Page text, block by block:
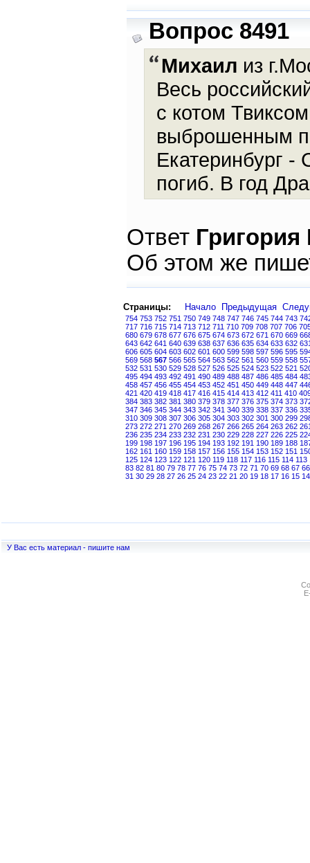
Вопрос 8491
Михаил из
Весь
с котом
выброшенным
Екатеринбург -
погиб. В год
Ответ
Об этом же
Страницы: Начало Предыдущая
754 753 752 751 750 749 748 747 746 745 744 743
717 716 715 714 713 712 711 710 709 708 707 706
680 679 678 677 676 675 674 673 672 671 670 669
643 642 641 640 639 638 637 636 635 634 633 632
606 605 604 603 602 601 600 599 598 597 596 595
569 568 567 566 565 564 563 562 561 560 559 558
532 531 530 529 528 527 526 525 524 523 522 521
495 494 493 492 491 490 489 488 487 486 485 484
458 457 456 455 454 453 452 451 450 449 448 447
421 420 419 418 417 416 415 414 413 412 411 410
384 383 382 381 380 379 378 377 376 375 374 373
347 346 345 344 343 342 341 340 339 338 337 336
310 309 308 307 306 305 304 303 302 301 300 299
273 272 271 270 269 268 267 266 265 264 263 262
236 235 234 233 232 231 230 229 228 227 226 225
199 198 197 196 195 194 193 192 191 190 189 188
162 161 160 159 158 157 156 155 154 153 152 151
125 124 123 122 121 120 119 118 117 116 115 114 113
83 82 81 80 79 78 77 76 75 74 73 72 71 70 69 68 67 66
31 30 29 28 27 26 25 24 23 22 21 20 19 18 17 16 15 14
У Вас есть материал - пишите нам